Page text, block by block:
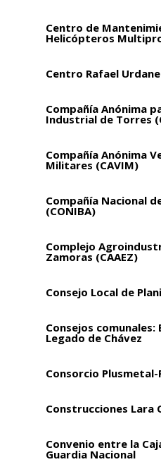
Centro de
Helicópteros
Centro Rafael
Compañía Anónima
Industrial de Torres
Compañía Anónima
Militares (CAVIM)
Compañía Nacional
(CONIBA)
Complejo
Zamoras (CAAEZ)
Consejo Local de
Consejos comunales:
Legado de Chávez
Consorcio
Construcciones Lara
Convenio entre la
Guardia Nacional